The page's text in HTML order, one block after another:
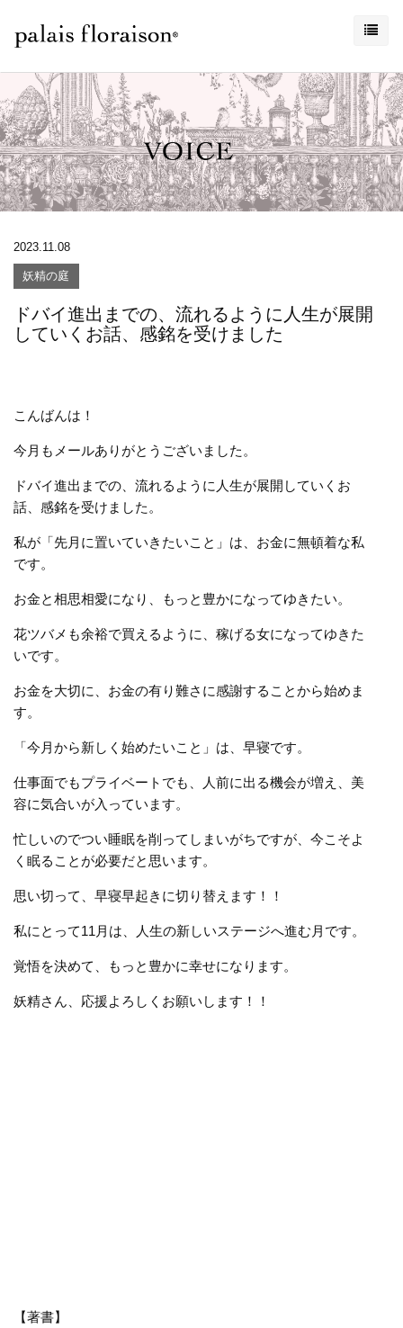
2023.11.08
妖精の庭
ドバイ進出までの、流れるように人生が展開
していくお話、感銘を受けました
こんばんは！
今月もメールありがとうございました。
ドバイ進出までの、流れるように人生が展開していくお
話、感銘を受けました。
私が「先月に置いていきたいこと」は、お金に無頓着な私
です。
お金と相思相愛になり、もっと豊かになってゆきたい。
花ツバメも余裕で買えるように、稼げる女になってゆきた
いです。
お金を大切に、お金の有り難さに感謝することから始めま
す。
「今月から新しく始めたいこと」は、早寝です。
仕事面でもプライベートでも、人前に出る機会が増え、美
容に気合いが入っています。
忙しいのでつい睡眠を削ってしまいがちですが、今こそよ
く眠ることが必要だと思います。
思い切って、早寝早起きに切り替えます！！
私にとって11月は、人生の新しいステージへ進む月です。
覚悟を決めて、もっと豊かに幸せになります。
妖精さん、応援よろしくお願いします！！
【著書】